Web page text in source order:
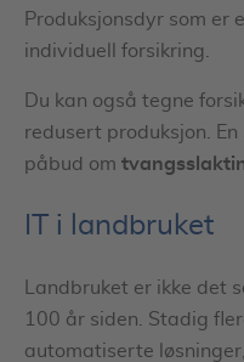
Produksjonsdyr som er
individuell forsikring.
Du kan også tegne
redusert produksjon.
påbud om
IT i landbruket
Landbruket er ikke det
100 år siden. Stadig
automatiserte